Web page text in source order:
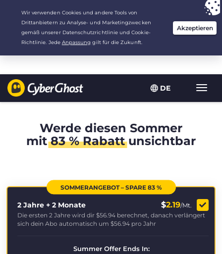
DE
Deine Wahl:Der beste Deal für 2.1666666666667 Jahre zu $
/Monat
Werde diesen Sommer
mit83 % Rabattunsichtbar
SOMMERANGEBOT – SPARE 83 %
2 Jahre + 2 Monate $2.19/Mt.
Die ersten 2 Jahre wird dir $56.94 berechnet, danach verlängert
sich dein Abo automatisch um $56.94 pro Jahr
Summer Offer Ends In: